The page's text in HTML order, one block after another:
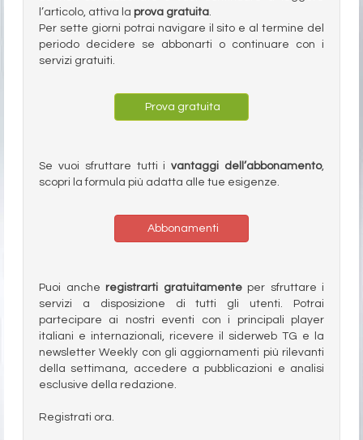
l’articolo, attiva la prova gratuita.
Per sette giorni potrai navigare il sito e al termine del
periodo decidere se abbonarti o continuare con i
servizi gratuiti.
Prova gratuita
Se vuoi sfruttare tutti ivantaggi dell’abbonamento,
scopri la formula più adatta alle tue esigenze.
Abbonamenti
Puoi anche registrarti gratuitamenteper sfruttare i
servizi a disposizione di tutti gli utenti. Potrai
partecipare ai nostri eventi con i principali player
italiani e internazionali, ricevere il siderweb TG e la
newsletter Weekly con gli aggiornamenti più rilevanti
della settimana, accedere a pubblicazioni e analisi
esclusive della redazione.
Registrati ora.